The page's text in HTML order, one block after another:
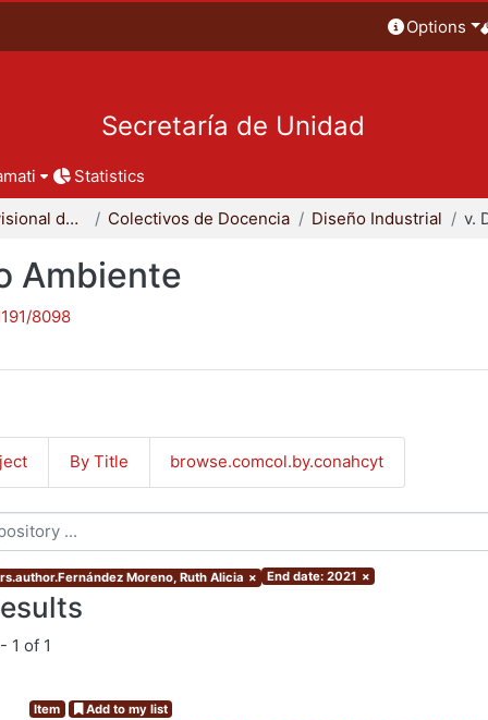
Options
Secretaría de Unidad
Statistics
Coordinación Divisional de Docencia Colectivos de Docencia Diseño Industrial
Ambiente
8098
By Title browse.comcol.by.conahcyt
Moreno, Ruth Alicia × End date: 2021 ×
1 of 1
Item Add to my list